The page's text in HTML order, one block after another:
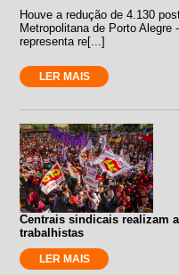
Houve a redução de 4.130
Metropolitana de Porto Alegre
representa re[...]
LER MAIS
Centrais sindicais realizam
trabalhistas
LER MAIS